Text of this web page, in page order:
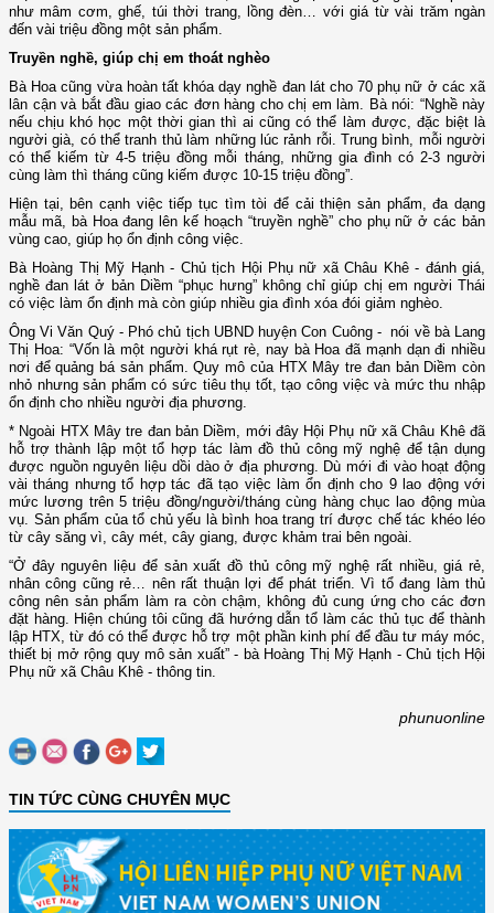
như mâm cơm, ghế, túi thời trang, lồng đèn… với giá từ vài trăm ngàn
đến vài triệu đồng một sản phẩm.
Truyền nghề, giúp chị em thoát nghèo
Bà Hoa cũng vừa hoàn tất khóa dạy nghề đan lát cho 70 phụ nữ ở các xã
lân cận và bắt đầu giao các đơn hàng cho chị em làm. Bà nói: “Nghề này
nếu chịu khó học một thời gian thì ai cũng có thể làm được, đặc biệt là
người già, có thể tranh thủ làm những lúc rảnh rỗi. Trung bình, mỗi người
có thể kiếm từ 4-5 triệu đồng mỗi tháng, những gia đình có 2-3 người
cùng làm thì tháng cũng kiếm được 10-15 triệu đồng”.
Hiện tại, bên cạnh việc tiếp tục tìm tòi để cải thiện sản phẩm, đa dạng
mẫu mã, bà Hoa đang lên kế hoạch “truyền nghề” cho phụ nữ ở các bản
vùng cao, giúp họ ổn định công việc.
Bà Hoàng Thị Mỹ Hạnh - Chủ tịch Hội Phụ nữ xã Châu Khê - đánh giá,
nghề đan lát ở bản Diềm “phục hưng” không chỉ giúp chị em người Thái
có việc làm ổn định mà còn giúp nhiều gia đình xóa đói giảm nghèo.
Ông Vi Văn Quý - Phó chủ tịch UBND huyện Con Cuông - nói về bà Lang
Thị Hoa: “Vốn là một người khá rụt rè, nay bà Hoa đã mạnh dạn đi nhiều
nơi để quảng bá sản phẩm. Quy mô của HTX Mây tre đan bản Diềm còn
nhỏ nhưng sản phẩm có sức tiêu thụ tốt, tạo công việc và mức thu nhập
ổn định cho nhiều người địa phương.
* Ngoài HTX Mây tre đan bản Diềm, mới đây Hội Phụ nữ xã Châu Khê đã
hỗ trợ thành lập một tổ hợp tác làm đồ thủ công mỹ nghệ để tận dụng
được nguồn nguyên liệu dồi dào ở địa phương. Dù mới đi vào hoạt động
vài tháng nhưng tổ hợp tác đã tạo việc làm ổn định cho 9 lao động với
mức lương trên 5 triệu đồng/người/tháng cùng hàng chục lao động mùa
vụ. Sản phẩm của tổ chủ yếu là bình hoa trang trí được chế tác khéo léo
từ cây săng vì, cây mét, cây giang, được khảm trai bên ngoài.
“Ở đây nguyên liệu để sản xuất đồ thủ công mỹ nghệ rất nhiều, giá rẻ,
nhân công cũng rẻ… nên rất thuận lợi để phát triển. Vì tổ đang làm thủ
công nên sản phẩm làm ra còn chậm, không đủ cung ứng cho các đơn
đặt hàng. Hiện chúng tôi cũng đã hướng dẫn tổ làm các thủ tục để thành
lập HTX, từ đó có thể được hỗ trợ một phần kinh phí để đầu tư máy móc,
thiết bị mở rộng quy mô sản xuất” - bà Hoàng Thị Mỹ Hạnh - Chủ tịch Hội
Phụ nữ xã Châu Khê - thông tin.
phunuonline
TIN TỨC CÙNG CHUYÊN MỤC